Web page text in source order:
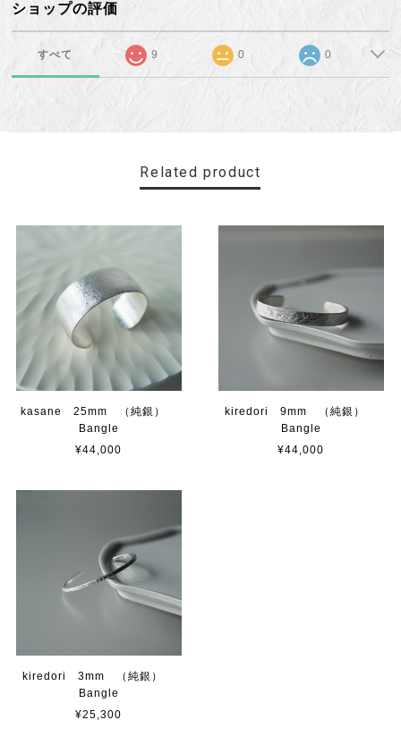
ショップの評価
すべて 9 0 0
Related product
kasane 25mm （純銀）
Bangle
¥44,000
kiredori 9mm （純銀）
Bangle
¥44,000
kiredori 3mm （純銀）
Bangle
¥25,300